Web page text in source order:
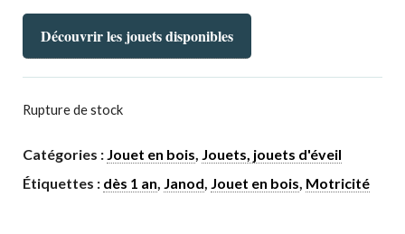
Découvrir les jouets disponibles
Rupture de stock
Catégories : Jouet en bois, Jouets, jouets d'éveil
Étiquettes : dès 1 an, Janod, Jouet en bois, Motricité